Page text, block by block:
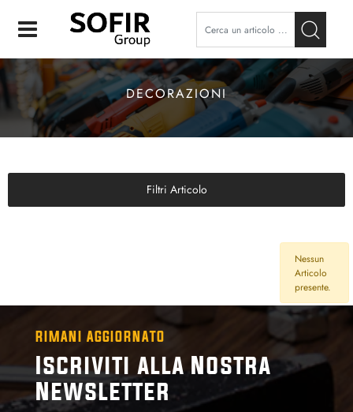
DECORAZIONI
Filtri Articolo
Nessun
Articolo
presente.
RIMANI AGGIORNATO
Iscriviti alla Nostra
Newsletter